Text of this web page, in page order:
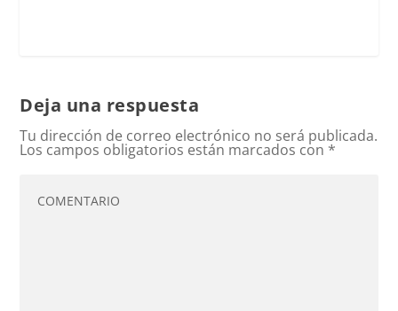
Deja una respuesta
Tu dirección de correo electrónico no será publicada.
Los campos obligatorios están marcados con *